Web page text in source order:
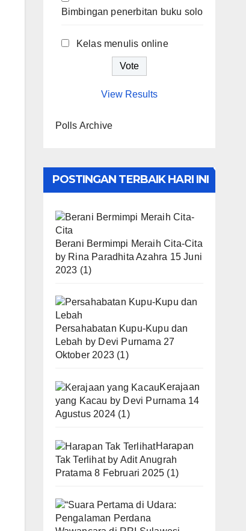
Bimbingan penerbitan buku solo
Kelas menulis online
View Results
Polls Archive
POSTINGAN TERBAIK HARI INI
Berani Bermimpi Meraih Cita-Cita
by Rina Paradhita Azahra 15 Juni
2023 (1)
Persahabatan Kupu-Kupu dan
Lebah by Devi Purnama 27
Oktober 2023 (1)
Kerajaan
yang Kacau by Devi Purnama 14
Agustus 2024 (1)
Harapan
Tak Terlihatby Adit Anugrah
Pratama 8 Februari 2025 (1)